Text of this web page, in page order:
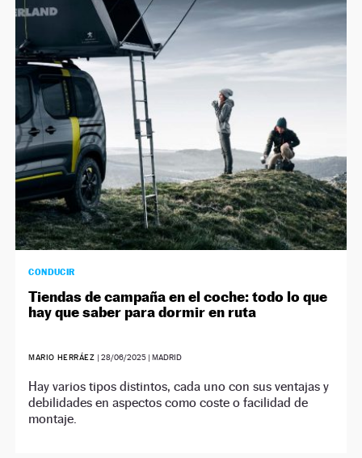
CONDUCIR
Tiendas de campaña en el coche: todo lo que
hay que saber para dormir en ruta
MARIO HERRÁEZ |28/06/2025 | MADRID
Hay varios tipos distintos, cada uno con sus ventajas y
debilidades en aspectos como coste o facilidad de
montaje.